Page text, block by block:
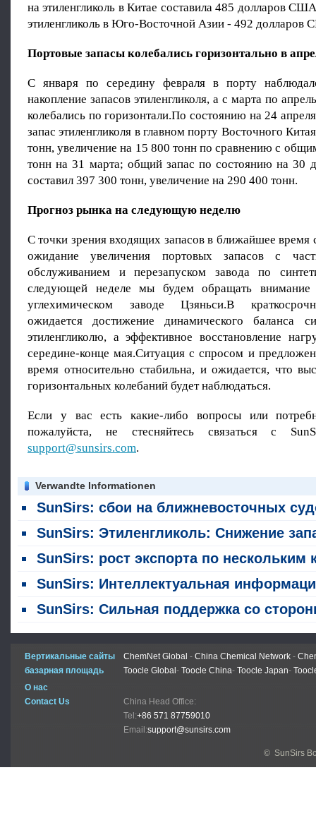
на этиленгликоль в Китае составила 485 долларов
этиленгликоль в Юго-Восточной Азии - 492 долларов
Портовые запасы колебались горизонтально в
С января по середину февраля в порту
накопление запасов этиленгликоля, а с марта по
колебались по горизонтали.По состоянию на 24
запас этиленгликоля в главном порту Восточного
тонн, увеличение на 15 800 тонн по сравнению с
тонн на 31 марта; общий запас по состоянию на 30
составил 397 300 тонн, увеличение на 290 400 тонн.
Прогноз рынка на следующую неделю
С точки зрения входящих запасов в ближайшее время
ожидание увеличения портовых запасов с
обслуживанием и перезапуском завода по
следующей неделе мы будем обращать
углехимическом заводе Цзяньси.В
ожидается достижение динамического баланса
этиленгликолю, а эффективное восстановление
середине-конце мая.Ситуация с спросом и
время относительно стабильна, и ожидается, что
горизонтальных колебаний будет наблюдаться.
Если у вас есть какие-либо вопросы или
пожалуйста, не стесняйтесь связаться с
support@sunsirs.com.
Verwandte Informationen
SunSirs: сбои на ближневосточных судоходных маршрутах еще больше ограничивают поставки
SunSirs: Этиленгликоль: Снижение запасов в портах продолжается; Цены резко
SunSirs: рост экспорта по нескольким китайским категориям химической продукции в июне 2026
SunSirs: Интеллектуальная информация о сырьевых товарах в химической промышленности (17 июля
SunSirs: Сильная поддержка со стороны предложения стимулирует продолжение роста фьючерсов на
Вертикальные сайты ChemNet Global - China Chemical Network -
базарная площадь
Toocle Global - Toocle China- Toocle Japan-
О нас
Contact Us
China Head Office:
Tel:+86 571 87759010
Email:support@sunsirs.com
© SunSirs